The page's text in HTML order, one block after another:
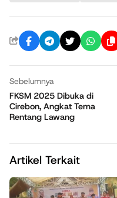
Sebelumnya
FKSM 2025 Dibuka di
Cirebon, Angkat Tema
Rentang Lawang
Artikel Terkait